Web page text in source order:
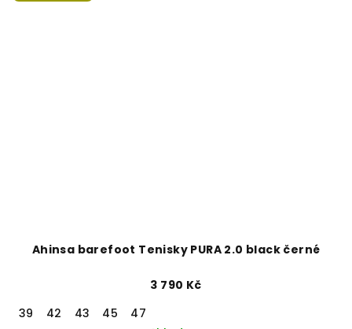
Ahinsa barefoot Tenisky PURA 2.0 black černé
3 790 Kč
39
42 43 45
47